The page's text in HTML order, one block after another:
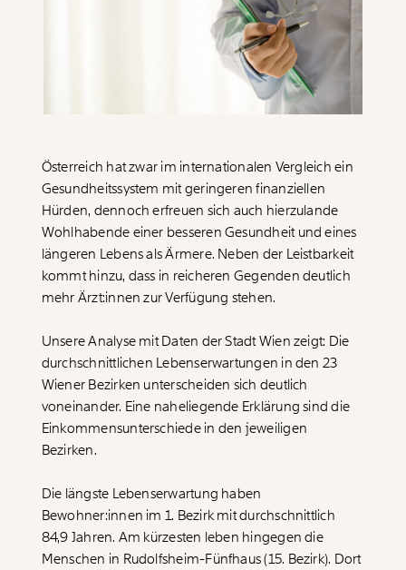
Kürzungslandkarte
Erbschaftssteuer-Rechner
Care-Rechner
Befristungs-Monitor
Pflegerechner
Parlagram
Über uns
Team
Jahresberichte
Pressebereich
Jobs & Fellowships
Österreich hat zwar im internationalen Vergleich ein
Gesundheitssystem mit geringeren finanziellen
Hürden, dennoch erfreuen sich auch hierzulande
Wohlhabende einer besseren Gesundheit und eines
längeren Lebens als Ärmere. Neben der Leistbarkeit
kommt hinzu, dass in reicheren Gegenden deutlich
mehr Ärzt:innen zur Verfügung stehen.
Unsere Analyse mit Daten der Stadt Wien zeigt: Die
durchschnittlichen Lebenserwartungen in den 23
Wiener Bezirken unterscheiden sich deutlich
voneinander. Eine naheliegende Erklärung sind die
Einkommensunterschiede in den jeweiligen
Bezirken.
Die längste Lebenserwartung haben
Bewohner:innen im 1. Bezirk mit durchschnittlich
84,9 Jahren. Am kürzesten leben hingegen die
Menschen in Rudolfsheim-Fünfhaus (15. Bezirk). Dort